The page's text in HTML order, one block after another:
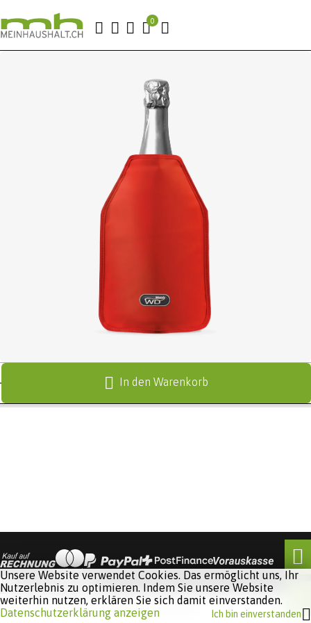
In den Warenkorb
Software:
Unsere Website verwendet Cookies. Das ermöglicht uns, Ihr
Nutzerlebnis zu optimieren. Indem Sie unsere Website
weiterhin nutzen, erklären Sie sich damit einverstanden.
Datenschutzerklärung anzeigen
Ich bin einverstanden